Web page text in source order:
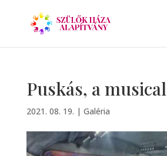
Puskás, a musical
2021. 08. 19. | Galéria